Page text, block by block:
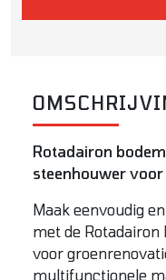
Rotadairon
steenhouwer
Maak eenvoudig
met de Rotadairon
voor
multifunctionele